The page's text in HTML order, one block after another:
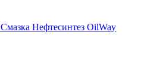
Смазка Нефтесинтез OilWay